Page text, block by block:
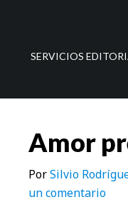
SERVICIOS
Amor
PorSilvio
un comentario